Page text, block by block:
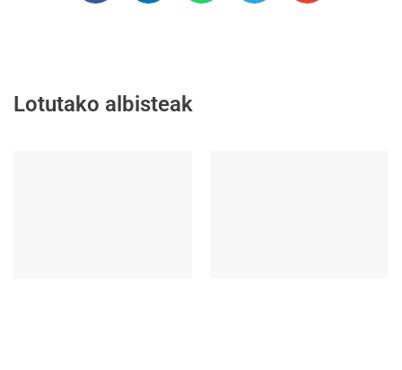
Lotutako albisteak